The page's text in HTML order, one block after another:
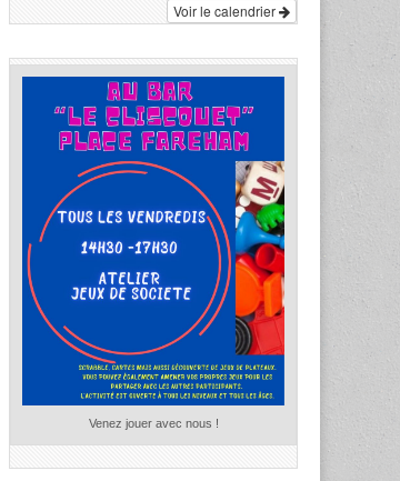
Voir le calendrier
Venez jouer avec nous !